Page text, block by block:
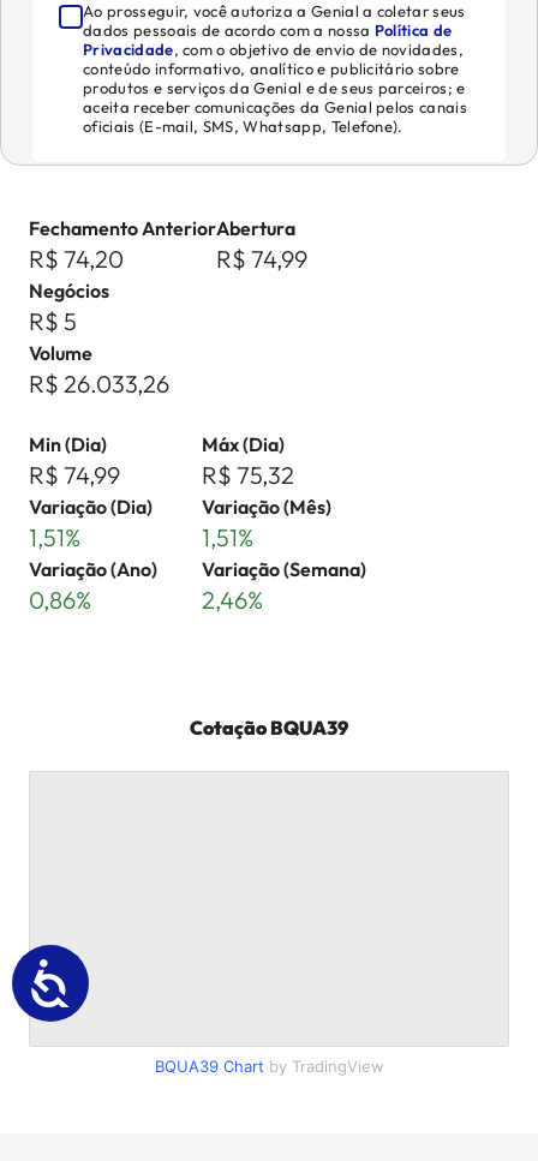
Ao prosseguir, você autoriza a Genial a coletar seus
dados pessoais de acordo com a nossa Política de
Privacidade, com o objetivo de envio de novidades,
conteúdo informativo, analítico e publicitário sobre
produtos e serviços da Genial e de seus parceiros; e
aceita receber comunicações da Genial pelos canais
oficiais (E-mail, SMS, Whatsapp, Telefone).
Fechamento Anterior
R$ 74,20
Abertura
R$ 74,99
Negócios
R$ 5
Volume
R$ 26.033,26
Min (Dia)
R$ 74,99
Máx (Dia)
R$ 75,32
Variação (Dia)
1,51%
Variação (Mês)
1,51%
Variação (Ano)
0,86%
Variação (Semana)
2,46%
CotaçãoBQUA39
BQUA39Chart by TradingView